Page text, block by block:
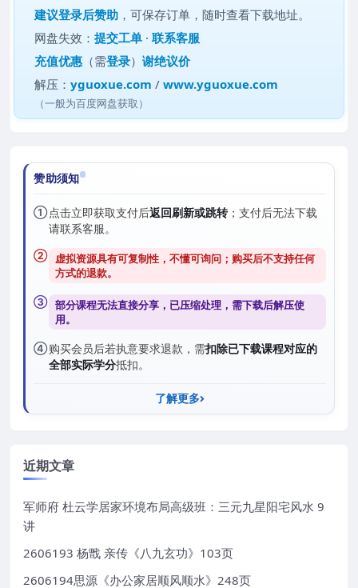
建议登录后赞助 ，可保存订单，随时查看下载地址。
网盘失效：提交工单 ·联系客服
充值优惠 （需登录）谢绝议价
解压：yguoxue.com /www.yguoxue.com
（一般为百度网盘获取）
赞助须知
①点击立即获取支付后返回刷新或跳转；支付后无法下载
请联系客服。
② 虚拟资源具有可复制性，不懂可询问；购买后不支持任何
方式的退款。
③ 部分课程无法直接分享，已压缩处理，需下载后解压使
用。
④购买会员后若执意要求退款，需扣除已下载课程对应的
全部实际学分抵扣。
了解更多
近期文章
军师府 杜云学居家环境布局高级班：三元九星阳宅风水 9
讲
2606193 杨戬 亲传《八九玄功》103页
2606194思源《办公家居顺风顺水》248页